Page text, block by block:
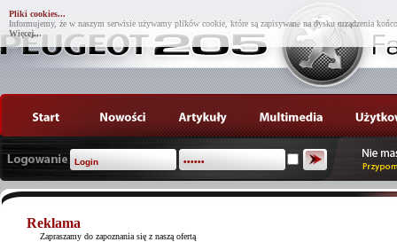
Pliki cookies...
Informujemy, że w naszym serwisie używamy plików cookie, które są zapisywane na dysku urządzenia
Więcej...
Reklama
Zapraszamy do zapoznania się z naszą ofertą